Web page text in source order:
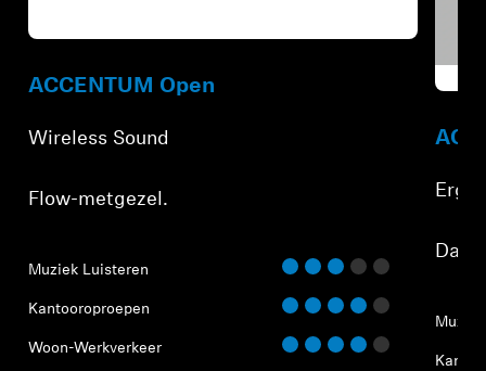
ACCENTUM Open
Wireless Sound
Flow-metgezel.
Muziek Luisteren
Kantooroproepen
Woon-Werkverkeer